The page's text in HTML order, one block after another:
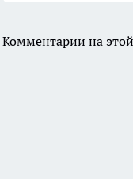
Комментарии на